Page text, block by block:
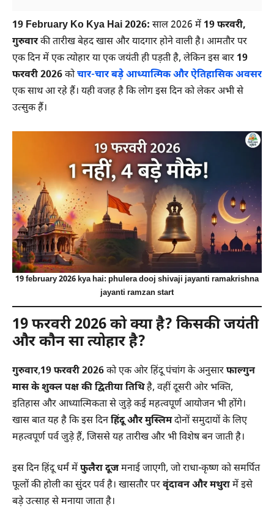
19 February Ko Kya Hai 2026: साल 2026 में 19 फरवरी,
गुरुवारकी तारीख बेहद खास और यादगार होने वाली है। आमतौर पर
एक दिन में एक त्योहार या एक जयंती ही पड़ती है, लेकिन इस बार 19
फरवरी 2026कोचार-चार बड़े आध्यात्मिक और ऐतिहासिक अवसर
एक साथ आ रहे हैं। यही वजह है कि लोग इस दिन को लेकर अभी से
उत्सुक हैं।
19 february 2026 kya hai: phulera dooj shivaji jayanti ramakrishna
jayanti ramzan start
19 फरवरी 2026 को क्या है? किसकी जयंती
और कौन सा त्योहार है?
गुरुवार,19 फरवरी 2026को एक ओर हिंदू पंचांग के अनुसारफाल्गुन
मास के शुक्ल पक्ष की द्वितीया तिथिहै, वहीं दूसरी ओर भक्ति,
इतिहास और आध्यात्मिकता से जुड़े कई महत्वपूर्ण आयोजन भी होंगे।
खास बात यह है कि इस दिनहिंदू और मुस्लिमदोनों समुदायों के लिए
महत्वपूर्ण पर्व जुड़े हैं, जिससे यह तारीख और भी विशेष बन जाती है।
इस दिन हिंदू धर्मं मेंफुलैरा दूजमनाई जाएगी, जो राधा-कृष्ण को समर्पित
फूलों की होली का सुंदर पर्व है। खासतौर परवृंदावन और मथुरामें इसे
बड़े उत्साह से मनाया जाता है।